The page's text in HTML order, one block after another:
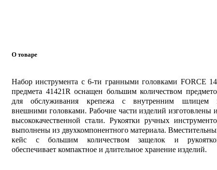
О товаре
Набор инструмента с 6-ти гранными головками FORCE
предмета 41421R оснащен большим количеством
для обслуживания крепежа с внутренним шлицем
внешними головками. Рабочие части изделий изготовлены
высококачественной стали. Рукоятки ручных
выполнены из двухкомпонентного материала.
кейс с большим количеством защелок и
обеспечивает компактное и длительное хранение изделий.